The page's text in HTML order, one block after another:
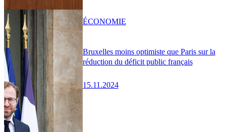
Bruxelles moins optimiste que Paris sur la
réduction du déficit public français
15.11.2024
ÉCONOMIE